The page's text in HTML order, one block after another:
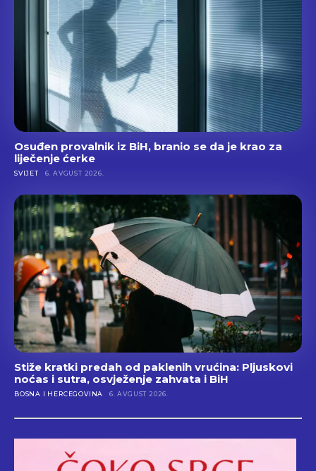
Osuđen provalnik iz BiH, branio se da je krao za
liječenje ćerke
SVIJET 6. AVGUST 2026.
Stiže kratki predah od paklenih vrućina: Pljuskovi
noćas i sutra, osvježenje zahvata i BiH
BOSNA I HERCEGOVINA 6. AVGUST 2026.